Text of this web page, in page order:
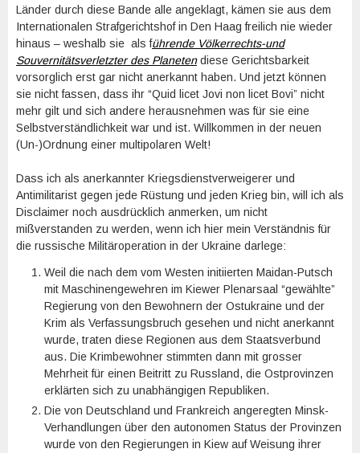
Länder durch diese Bande alle angeklagt, kämen sie aus dem
Internationalen Strafgerichtshof in Den Haag freilich nie wieder
hinaus – weshalb sie als führende Völkerrechts-und
Souvernitätsverletzter des Planetendiese Gerichtsbarkeit
vorsorglich erst gar nicht anerkannt haben. Und jetzt können
sie nicht fassen, dass ihr “Quid licet Jovi non licet Bovi” nicht
mehr gilt und sich andere herausnehmen was für sie eine
Selbstverständlichkeit war und ist. Willkommen in der neuen
(Un-)Ordnung einer multipolaren Welt!
Dass ich als anerkannter Kriegsdienstverweigerer und
Antimilitarist gegen jede Rüstung und jeden Krieg bin, will ich als
Disclaimer noch ausdrücklich anmerken, um nicht
mißverstanden zu werden, wenn ich hier mein Verständnis für
die russische Militäroperation in der Ukraine darlege:
Weil die nach dem vom Westen initiierten Maidan-Putsch
mit Maschinengewehren im Kiewer Plenarsaal “gewählte”
Regierung von den Bewohnern der Ostukraine und der
Krim als Verfassungsbruch gesehen und nicht anerkannt
wurde, traten diese Regionen aus dem Staatsverbund
aus. Die Krimbewohner stimmten dann mit grosser
Mehrheit für einen Beitritt zu Russland, die Ostprovinzen
erklärten sich zu unabhängigen Republiken.
Die von Deutschland und Frankreich angeregten Minsk-
Verhandlungen über den autonomen Status der Provinzen
wurde von den Regierungen in Kiew auf Weisung ihrer